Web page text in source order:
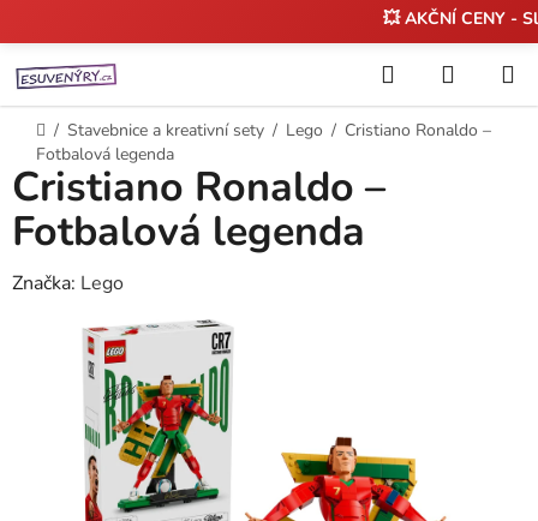
na
obsah
💥 AKČNÍ CENY -
Hledat
KOŠÍK
Domů
/ Stavebnice a kreativní sety / Lego / Cristiano Ronaldo –
Fotbalová legenda
Cristiano Ronaldo –
Fotbalová legenda
Značka: Lego